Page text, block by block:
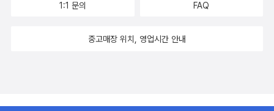
1:1 문의 FAQ
중고매장 위치, 영업시간 안내